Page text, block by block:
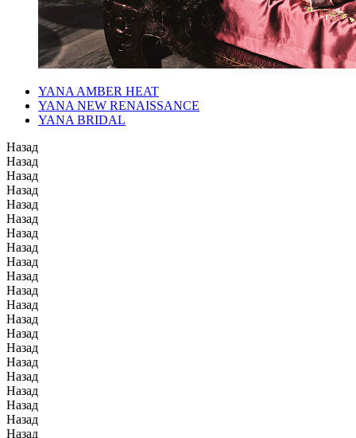
YANA AMBER HEAT
YANA NEW RENAISSANCE
YANA BRIDAL
Назад
Назад
Назад
Назад
Назад
Назад
Назад
Назад
Назад
Назад
Назад
Назад
Назад
Назад
Назад
Назад
Назад
Назад
Назад
Назад
Назад